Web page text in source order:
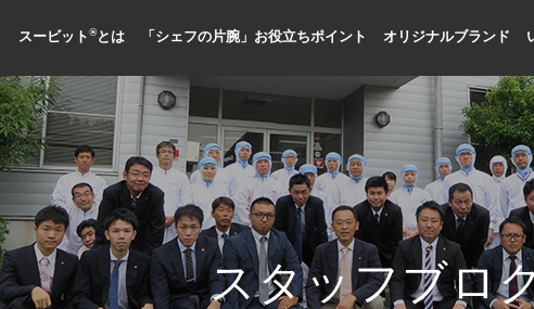
スービット®とは 「シェフの片腕」お役立ちポイント
人手不足に貢献
メニューの標準化、品質向上
プロ専門の商品開発
国内加工による品質管理
お客様目線のメニュー提案
シェフ目線の缶詰開発
オリジナルブランド
スタッフブロ